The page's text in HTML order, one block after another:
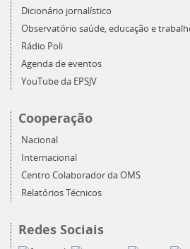
Dicionário jornalístico
Observatório saúde, educação e
Rádio Poli
Agenda de eventos
YouTube da EPSJV
Cooperação
Nacional
Internacional
Centro Colaborador da OMS
Relatórios Técnicos
Redes Sociais